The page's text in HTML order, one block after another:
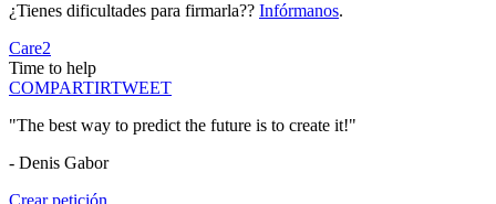
¿Tienes dificultades para firmarla?? Infórmanos.
Care2
Time to help
COMPARTIRTWEET
"The best way to predict the future is to create it!"
- Denis Gabor